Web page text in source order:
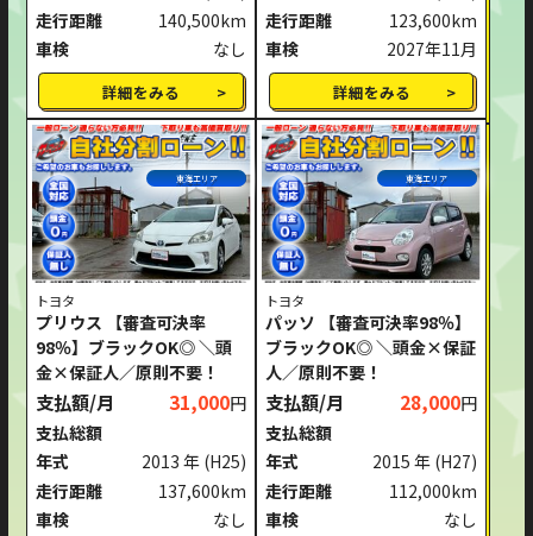
走行距離
140,500km
車検
なし
詳細をみる
走行距離
123,600km
車検
2027年11月
詳細をみる
東海エリア
トヨタ
プリウス 【審査可決率
98％】ブラックOK◎ ＼頭
金×保証人／原則不要！
支払額/月 31,000円
支払総額
年式
2013 年 (H25)
走行距離
137,600km
車検
なし
東海エリア
トヨタ
パッソ 【審査可決率98％】
ブラックOK◎ ＼頭金×保証
人／原則不要！
支払額/月 28,000円
支払総額
年式
2015 年 (H27)
走行距離
112,000km
車検
なし